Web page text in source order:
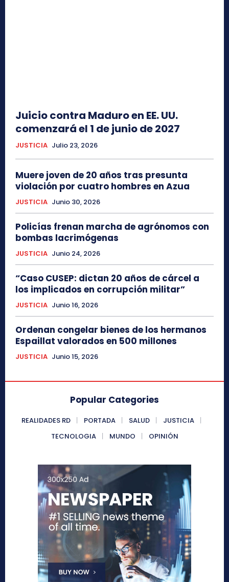
Juicio contra Maduro en EE. UU.
comenzará el 1 de junio de 2027
JUSTICIA Julio 23, 2026
Muere joven de 20 años tras presunta
violación por cuatro hombres en Azua
JUSTICIA Junio 30, 2026
Policías frenan marcha de agrónomos con
bombas lacrimógenas
JUSTICIA Junio 24, 2026
“Caso CUSEP: dictan 20 años de cárcel a
los implicados en corrupción militar”
JUSTICIA Junio 16, 2026
Ordenan congelar bienes de los hermanos
Espaillat valorados en 500 millones
JUSTICIA Junio 15, 2026
Popular Categories
REALIDADES RD PORTADA SALUD
JUSTICIA
TECNOLOGIA
MUNDO OPINIÓN